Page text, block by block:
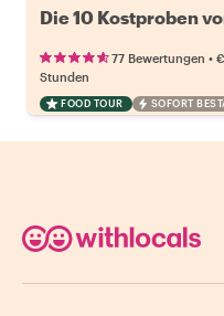
Die 10 Kostproben
77 Bewertungen •
Stunden
FOOD TOUR SOFORT